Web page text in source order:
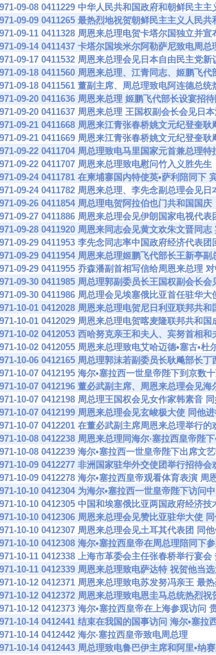
09-08 0411229 中华人民共和国政府和朝鲜民主
09-09 0411265 最热烈地祝贺朝鲜民主主义人民
09-11 0411328 周恩来总理电贺卡塔尔国独立并
09-14 0411437 卡塔尔国埃米尔阿勒萨尼致电周
09-17 0411532 周恩来总理会见日本自由民主党
09-18 0411560 周恩来总理、江青同志、姬鹏飞
09-18 0411561 董副主席、周总理致电阿连德总
09-20 0411636 周恩来总理 姬鹏飞代部长设宴招
09-20 0411637 周恩来总理 王国权副会长会见日
09-21 0411668 周恩来江青张春桥姚文元纪登奎
09-21 0411669 周恩来江青张春桥姚文元纪登奎
09-22 0411704 周总理致电马里国家元首兼总理
09-22 0411707 周恩来总理致电慰问竹入义胜先生
09-24 0411781 在柬埔寨国内特使英•萨利陪同下
09-24 0411782 周恩来总理、李先念副总理会见
09-26 0411854 周总理电贺阿拉伯也门共和国国庆
09-27 0411886 周恩来总理会见伊朗国家电视代
09-28 0411920 周恩来同志会见黄文欢朱文晋同
09-29 0411953 李先念同志率中国政府经济代表
09-29 0411954 周恩来总理姬鹏飞代部长王新亭
09-29 0411955 乔森潘副首相写信给周恩来总理
09-30 0411985 周总理郭副委员长王国权副会长
09-30 0411986 周总理会见埃塞俄比亚首任驻华大
10-01 0412028 周恩来总理电贺尼日利亚联邦共和
10-01 0412029 周恩来总理电贺喀麦隆联邦共和国
10-02 0412053 西哈努克亲王和夫人、宾努首相
10-02 0412055 周恩来总理致电艾哈迈德•塞古•
10-06 0412165 周总理郭沫若副委员长耿飚部长
10-07 0412195 海尔•塞拉西一世皇帝陛下到京数
10-07 0412196 董必武副主席、周恩来总理会见
10-07 0412198 周总理王国权会见女作家韩素音
10-07 0412199 周恩来总理会见玄峻极大使 同他
10-07 0412201 在董必武副主席周恩来总理举行
10-08 0412238 周恩来总理同海尔·塞拉西皇帝陛
10-08 0412239 海尔•塞拉西一世皇帝陛下出席文
10-09 0412277 非洲国家驻华外交使团举行招待
10-09 0412278 海尔•塞拉西皇帝观看体育表演 周
10-10 0412304 为海尔•塞拉西一世皇帝陛下访问
10-10 0412305 中国和埃塞俄比亚两国政府经济
10-10 0412306 周恩来总理会见赞比亚驻华大使
10-10 0412307 周恩来总理会见土耳其代表团 同
10-10 0412308 海尔•塞拉西皇帝在周总理陪同下
10-11 0412338 上海市革委会主任张春桥举行宴
10-11 0412339 周恩来总理致电萨达特 祝贺他当
10-12 0412371 周恩来总理致电苏发努冯亲王 最
10-12 0412372 周恩来总理致电恩圭马总统热烈祝
10-12 0412373 海尔•塞拉西皇帝在上海参观访问
10-14 0412441 结束在我国的国事访问 海尔•塞拉
10-14 0412442 海尔·塞拉西皇帝致电周总理
10-14 0412443 周总理致电鲁巴伊主席和阿里•纳